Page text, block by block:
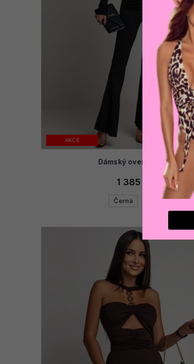
AKCE
Dámský overal LAILA
1 385 Kč
Černá